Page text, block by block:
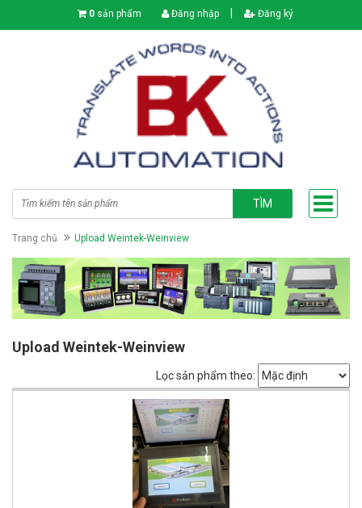
0 sản phẩm Đăng nhập Đăng ký
TÌM
Trang chủ Upload Weintek-Weinview
Upload Weintek-Weinview
Lọc sản phẩm theo: